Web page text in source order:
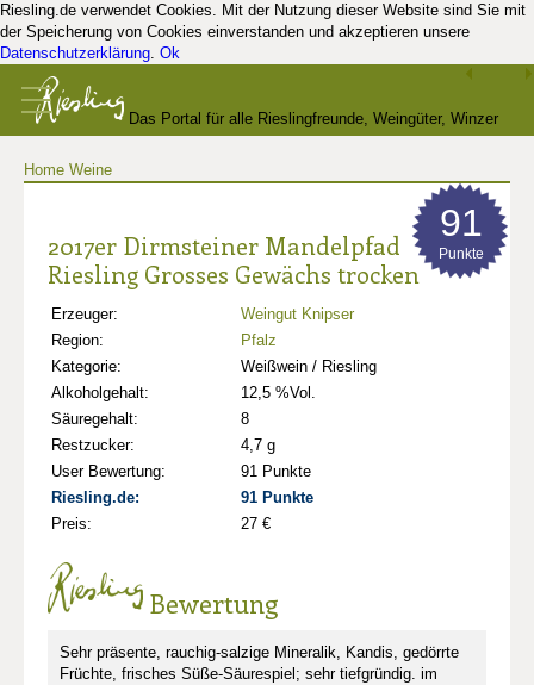
Riesling.de verwendet Cookies. Mit der Nutzung dieser Website sind Sie mit
der Speicherung von Cookies einverstanden und akzeptieren unsere
Datenschutzerklärung. Ok
Das Portal für alle Rieslingfreunde, Weingüter, Winzer
Home Weine
2017er Dirmsteiner Mandelpfad
Riesling Grosses Gewächs trocken
Erzeuger:
Weingut Knipser
Region:
Pfalz
Kategorie:
Weißwein / Riesling
Alkoholgehalt:
12,5 %Vol.
Säuregehalt:
8
Restzucker:
4,7 g
User Bewertung:
91 Punkte
Riesling.de:
91 Punkte
Preis:
27 €
91
Punkte
Bewertung
Sehr präsente, rauchig-salzige Mineralik, Kandis, gedörrte
Früchte, frisches Süße-Säurespiel; sehr tiefgründig. im